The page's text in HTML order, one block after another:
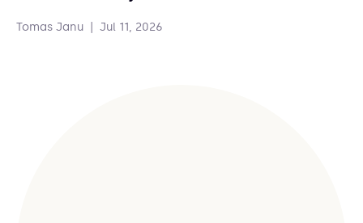
Tomas Janu Jul 11, 2026